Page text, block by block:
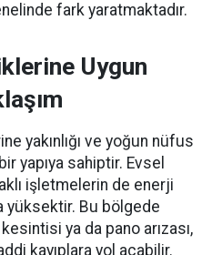
fark yaratmaktadır.
Uygun
yakınlığı ve yoğun nüfus
yapıya sahiptir. Evsel
işletmelerin de enerji
yüksektir. Bu bölgede
ya da pano arızası,
kayıplara yol açabilir.